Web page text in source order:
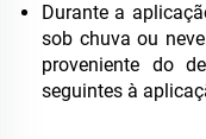
Durante a
sob chuva ou
proveniente do
seguintes à